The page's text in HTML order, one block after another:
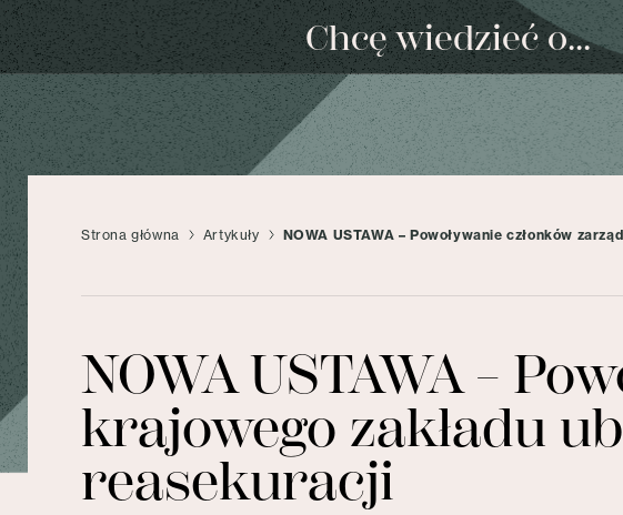
Chcę wiedzieć o...
Strona główna Artykuły NOWA USTAWA – Powoływanie członków
NOWA USTAWA –
krajowego zakładu
reasekuracji